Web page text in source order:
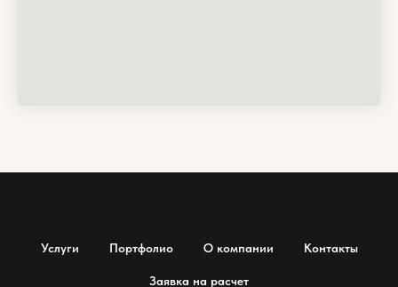
Услуги Портфолио О компании Контакты
Заявка на расчет